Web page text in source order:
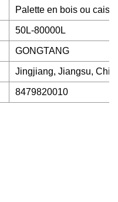
Palette en bois ou
50L-80000L
GONGTANG
Jingjiang, Jiangsu,
8479820010